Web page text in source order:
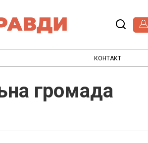
КОНТАКТ
громада